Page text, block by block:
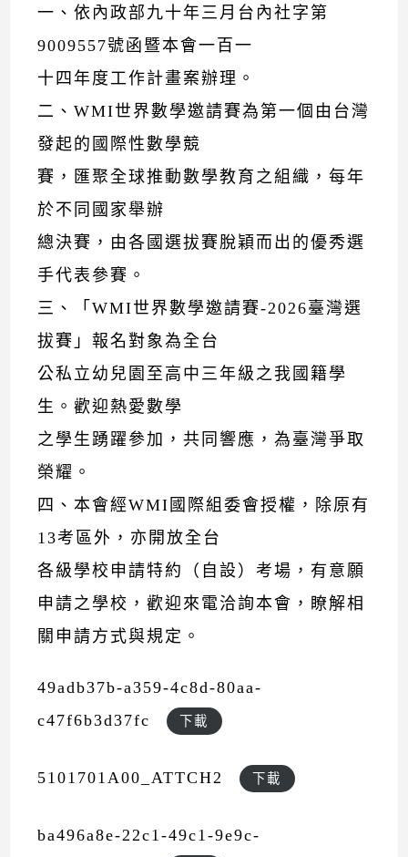
一、依內政部九十年三月台內社字第
9009557號函暨本會一百一
十四年度工作計畫案辦理。
二、WMI世界數學邀請賽為第一個由台灣
發起的國際性數學競
賽，匯聚全球推動數學教育之組織，每年
於不同國家舉辦
總決賽，由各國選拔賽脫穎而出的優秀選
手代表參賽。
三、「WMI世界數學邀請賽-2026臺灣選
拔賽」報名對象為全台
公私立幼兒園至高中三年級之我國籍學
生。歡迎熱愛數學
之學生踴躍參加，共同響應，為臺灣爭取
榮耀。
四、本會經WMI國際組委會授權，除原有
13考區外，亦開放全台
各級學校申請特約（自設）考場，有意願
申請之學校，歡迎來電洽詢本會，瞭解相
關申請方式與規定。
49adb37b-a359-4c8d-80aa-
c47f6b3d37fc
下載
5101701A00_ATTCH2 下載
ba496a8e-22c1-49c1-9e9c-